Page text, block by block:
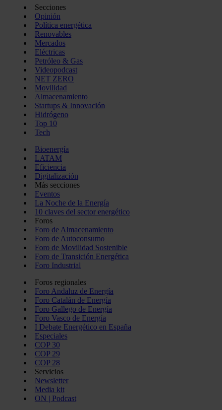
Secciones
Opinión
Política energética
Renovables
Mercados
Eléctricas
Petróleo & Gas
Videopodcast
NET ZERO
Movilidad
Almacenamiento
Startups & Innovación
Hidrógeno
Top 10
Tech
Bioenergía
LATAM
Eficiencia
Digitalización
Más secciones
Eventos
La Noche de la Energía
10 claves del sector energético
Foros
Foro de Almacenamiento
Foro de Autoconsumo
Foro de Movilidad Sostenible
Foro de Transición Energética
Foro Industrial
Foros regionales
Foro Andaluz de Energía
Foro Catalán de Energía
Foro Gallego de Energía
Foro Vasco de Energía
I Debate Energético en España
Especiales
COP 30
COP 29
COP 28
Servicios
Newsletter
Media kit
ON | Podcast